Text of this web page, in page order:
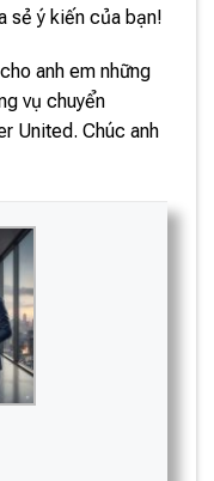
sẻ ý kiến của bạn!
anh em những
vụ chuyển
United. Chúc anh